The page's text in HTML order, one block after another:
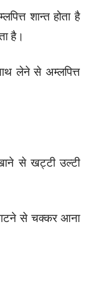
शान्त होता है
है।
लेने से अम्लपित्त
से खट्टी उल्टी
से चक्कर आना